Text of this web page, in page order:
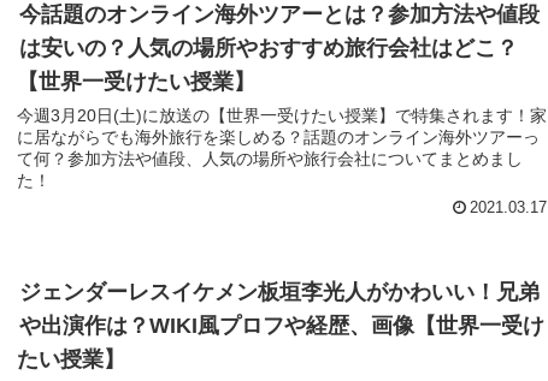
今話題のオンライン海外ツアーとは？参加方法や値段
は安いの？人気の場所やおすすめ旅行会社はどこ？
【世界一受けたい授業】
今週3月20日(土)に放送の【世界一受けたい授業】で特集されます！家
に居ながらでも海外旅行を楽しめる？話題のオンライン海外ツアーっ
て何？参加方法や値段、人気の場所や旅行会社についてまとめまし
た！
2021.03.17
ジェンダーレスイケメン板垣李光人がかわいい！兄弟
や出演作は？WIKI風プロフや経歴、画像【世界一受け
たい授業】